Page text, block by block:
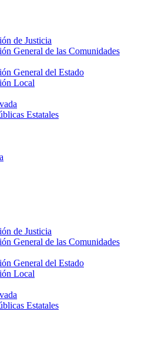
de Justicia
General de las Comunidades
General del Estado
Local
Estatales
de Justicia
General de las Comunidades
General del Estado
Local
Estatales